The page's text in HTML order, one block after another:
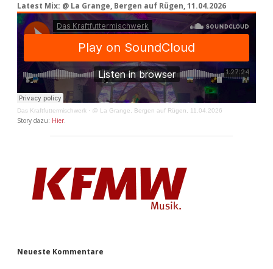
Latest Mix: @ La Grange, Bergen auf Rügen, 11.04.2026
Das Kraftfuttermischwerk · @ La Grange, Bergen auf Rügen, 11.04.2026
Story dazu: Hier.
Neueste Kommentare